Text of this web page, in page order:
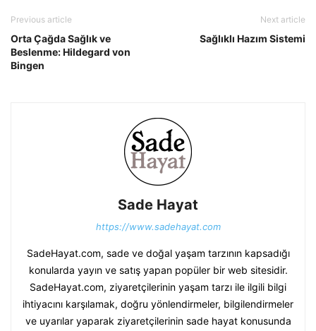
Previous article
Orta Çağda Sağlık ve
Beslenme: Hildegard von
Bingen
Next article
Sağlıklı Hazım Sistemi
Sade Hayat
https://www.sadehayat.com
SadeHayat.com, sade ve doğal yaşam tarzının kapsadığı
konularda yayın ve satış yapan popüler bir web sitesidir.
SadeHayat.com, ziyaretçilerinin yaşam tarzı ile ilgili bilgi
ihtiyacını karşılamak, doğru yönlendirmeler, bilgilendirmeler
ve uyarılar yaparak ziyaretçilerinin sade hayat konusunda